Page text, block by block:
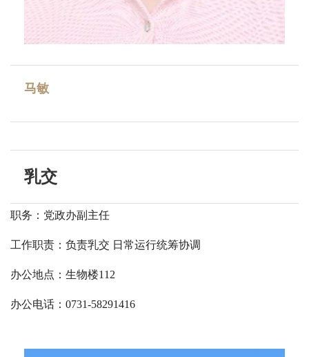
马敏
乳交
职务：党政办副主任
工作职责：负责乳交 日常运行统筹协调
办公地点：生物楼112
办公电话：0731-58291416